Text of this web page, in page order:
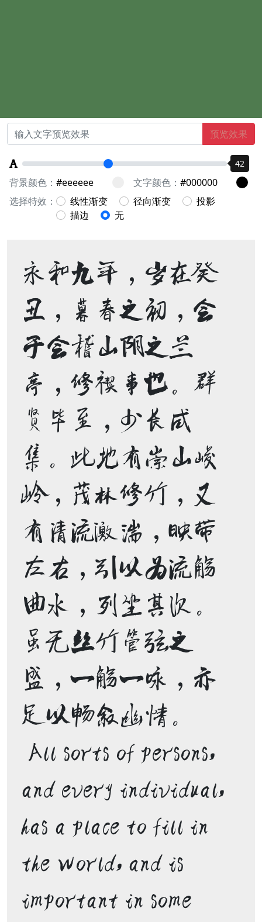
预览效果
背景颜色：
文字颜色：
选择特效：
线性渐变 径向渐变
投影
描边
无
永和九年，岁在癸
丑，暮春之初，会
于会稽山阴之兰
亭，修禊事也。群
贤毕至，少长咸
集。此地有崇山峻
岭，茂林修竹，又
有清流激湍，映带
左右，引以为流觞
曲水，列坐其次。
虽无丝竹管弦之
盛，一觞一咏，亦
足以畅叙幽情。
and every individual,
has a place to fill in
the world, and is
important in some
42